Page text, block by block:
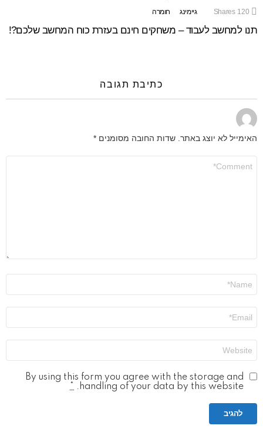
120
Shares גיימינג חומרה
תנו למחשב לעבוד – משחקים חינם בעזרת כוח המחשב שלכם?!
כתיבת תגובה
האימייל לא יוצג באתר. שדות החובה מסומנים *
שלך
By using this form you agree with the storage and
handling of your data by this website.